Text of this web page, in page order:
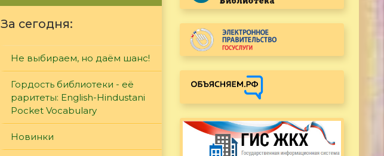
За сегодня:
Не выбираем, но даём шанс!
Гордость библиотеки - её
раритеты: English-Hindustani
Pocket Vocabulary
Новинки